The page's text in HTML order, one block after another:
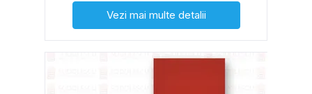
Vezi mai multe detalii